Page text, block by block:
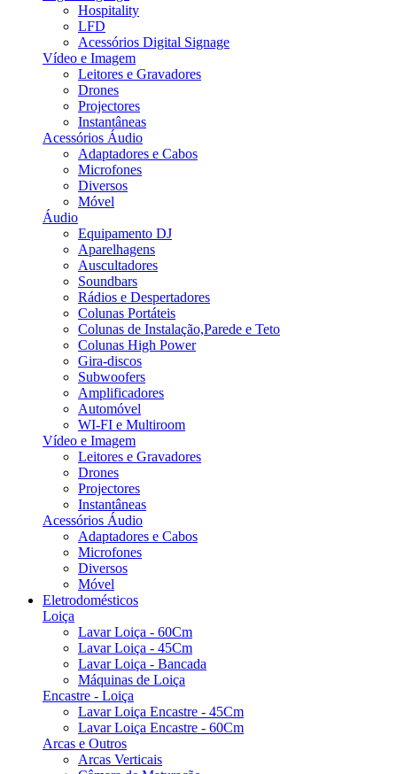
Hospitality
LFD
Acessórios Digital Signage
Vídeo e Imagem
Leitores e Gravadores
Drones
Projectores
Instantâneas
Acessórios Áudio
Adaptadores e Cabos
Microfones
Diversos
Móvel
Áudio
Equipamento DJ
Aparelhagens
Auscultadores
Soundbars
Rádios e Despertadores
Colunas Portáteis
Colunas de Instalação,Parede e Teto
Colunas High Power
Gira-discos
Subwoofers
Amplificadores
Automóvel
WI-FI e Multiroom
Vídeo e Imagem
Leitores e Gravadores
Drones
Projectores
Instantâneas
Acessórios Áudio
Adaptadores e Cabos
Microfones
Diversos
Móvel
Eletrodomésticos
Loiça
Lavar Loiça - 60Cm
Lavar Loiça - 45Cm
Lavar Loiça - Bancada
Máquinas de Loiça
Encastre - Loiça
Lavar Loiça Encastre - 45Cm
Lavar Loiça Encastre - 60Cm
Arcas e Outros
Arcas Verticais